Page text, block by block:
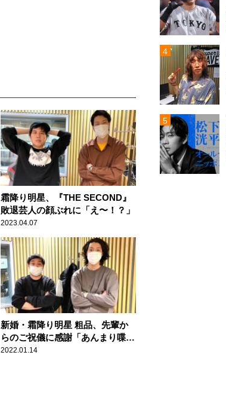
霜降り明星、『THE SECOND』
敗退芸人の顔ぶれに「え〜！？」
2023.04.07
新婚・霜降り明星 粗品、先輩か
らのご祝儀に感謝「あんまり喋っ
たことがないのに……」
2022.01.14